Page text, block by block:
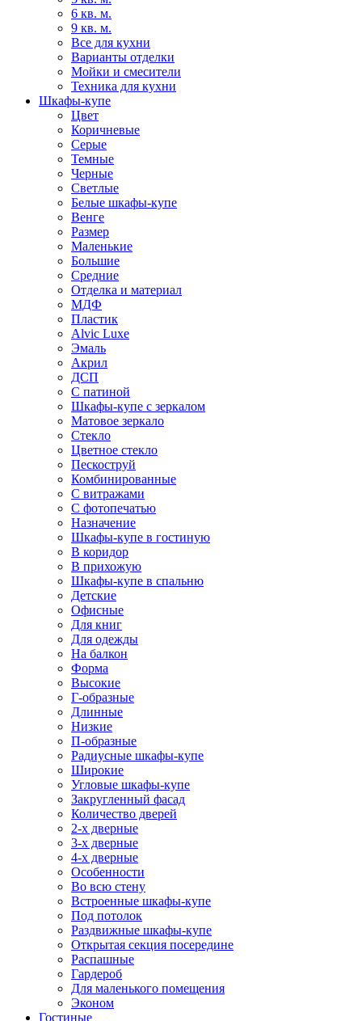
6 кв. м.
9 кв. м.
Все для кухни
Варианты отделки
Мойки и смесители
Техника для кухни
Шкафы-купе
Цвет
Коричневые
Серые
Темные
Черные
Светлые
Белые шкафы-купе
Венге
Размер
Маленькие
Большие
Средние
Отделка и материал
МДФ
Пластик
Alvic Luxe
Эмаль
Акрил
ДСП
С патиной
Шкафы-купе с зеркалом
Матовое зеркало
Стекло
Цветное стекло
Пескоструй
Комбинированные
С витражами
С фотопечатью
Назначение
Шкафы-купе в гостиную
В коридор
В прихожую
Шкафы-купе в спальню
Детские
Офисные
Для книг
Для одежды
На балкон
Форма
Высокие
Г-образные
Длинные
Низкие
П-образные
Радиусные шкафы-купе
Широкие
Угловые шкафы-купе
Закругленный фасад
Количество дверей
2-х дверные
3-х дверные
4-х дверные
Особенности
Во всю стену
Встроенные шкафы-купе
Под потолок
Раздвижные шкафы-купе
Открытая секция посередине
Распашные
Гардероб
Для маленького помещения
Эконом
Гостиные